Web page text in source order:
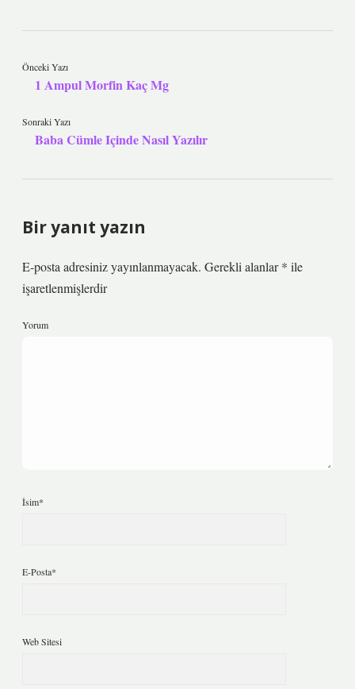
Önceki Yazı
1 Ampul Morfin Kaç Mg
Sonraki Yazı
Baba Cümle Içinde Nasıl Yazılır
Bir yanıt yazın
E-posta adresiniz yayınlanmayacak. Gerekli alanlar* ile
işaretlenmişlerdir
Yorum
İsim*
E-Posta*
Web Sitesi